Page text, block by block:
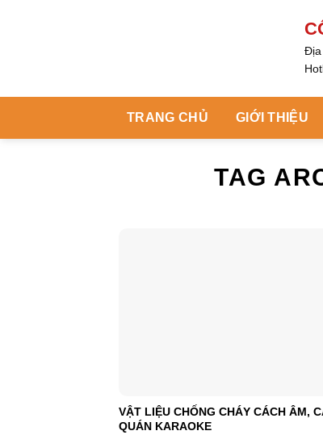
Địa
TRANG CHỦ GIỚI THIỆU
VẬT LIỆU CHỐNG CHÁY CÁCH ÂM,
QUÁN KARAOKE